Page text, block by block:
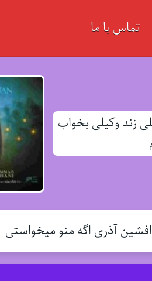
تماس با ما
افشین آذری اگه منو میخواستی